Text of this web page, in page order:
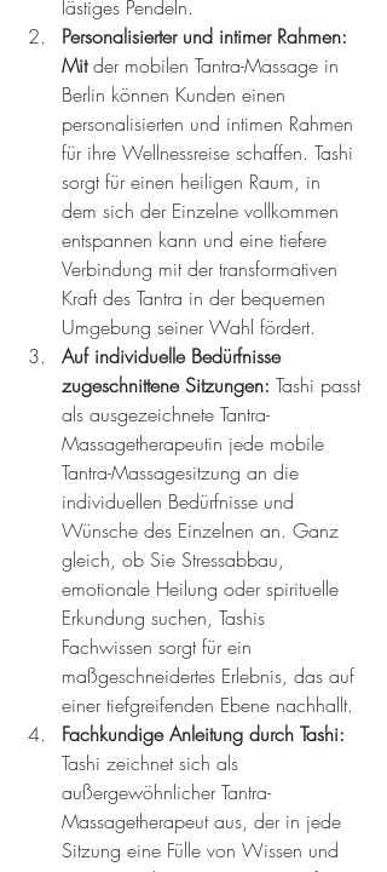
lästiges Pendeln.
Personalisierter und intimer Rahmen:
Mit der mobilen Tantra-Massage in
Berlin können Kunden einen
personalisierten und intimen Rahmen
für ihre Wellnessreise schaffen. Tashi
sorgt für einen heiligen Raum, in
dem sich der Einzelne vollkommen
entspannen kann und eine tiefere
Verbindung mit der transformativen
Kraft des Tantra in der bequemen
Umgebung seiner Wahl fördert.
Auf individuelle Bedürfnisse
zugeschnittene Sitzungen: Tashi passt
als ausgezeichnete Tantra-
Massagetherapeutin jede mobile
Tantra-Massagesitzung an die
individuellen Bedürfnisse und
Wünsche des Einzelnen an. Ganz
gleich, ob Sie Stressabbau,
emotionale Heilung oder spirituelle
Erkundung suchen, Tashis
Fachwissen sorgt für ein
maßgeschneidertes Erlebnis, das auf
einer tiefgreifenden Ebene nachhallt.
Fachkundige Anleitung durch Tashi:
Tashi zeichnet sich als
außergewöhnlicher Tantra-
Massagetherapeut aus, der in jede
Sitzung eine Fülle von Wissen und